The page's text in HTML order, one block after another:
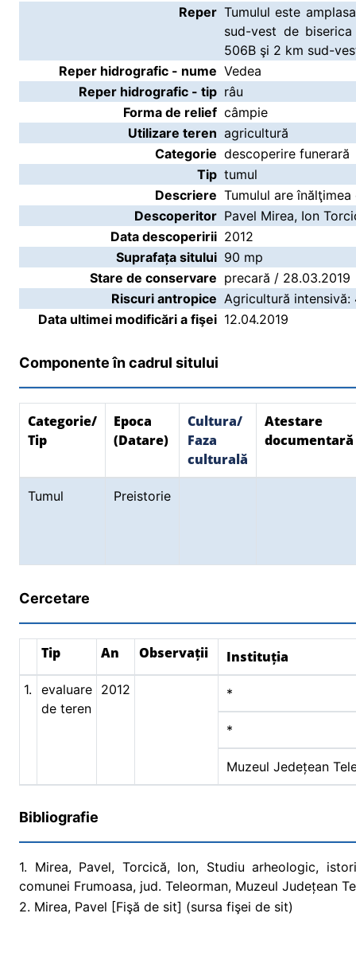
Reper Tumulul este
sud-vest de
506B şi 2 km sud-
Reper hidrografic - nume Vedea
Reper hidrografic - tip râu
Forma de relief câmpie
Utilizare teren agricultură
Categorie descoperire funerară
Tip tumul
Descriere Tumulul are înălţimea
Descoperitor Pavel Mirea, Ion
Data descoperirii 2012
Suprafața sitului 90 mp
Stare de conservare precară / 28.03.2019
Riscuri antropice Agricultură intensivă:
Data ultimei modificări a fişei 12.04.2019
Componente în cadrul sitului
Categorie/
Tip
Epoca
(Datare)
Cultura/
Faza
culturală
Atestare
documentară
Tumul Preistorie
Cercetare
Tip An Observații Instituția
1.
evaluare
de teren
2012 *
*
Muzeul Jedețean
Bibliografie
1. Mirea, Pavel, Torcică, Ion, Studiu arheologic,
comunei Frumoasa, jud. Teleorman, Muzeul Județean
2. Mirea, Pavel [Fişă de sit] (sursa fişei de sit)